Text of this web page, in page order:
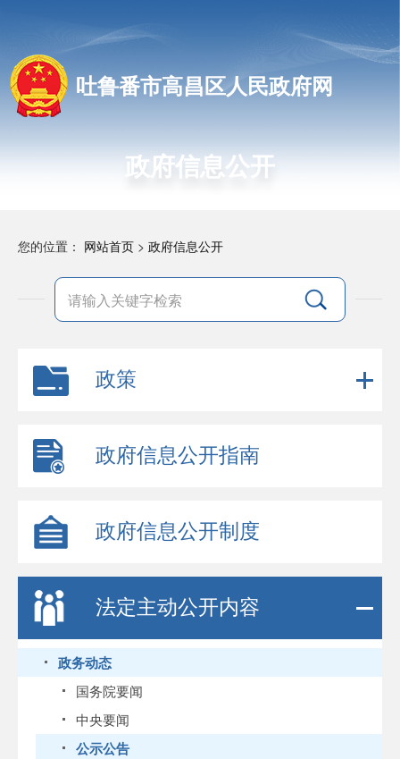
吐鲁番市高昌区人民政府网
政府信息公开
您的位置： 网站首页 > 政府信息公开
政策
政府信息公开指南
政府信息公开制度
法定主动公开内容
政务动态
国务院要闻
中央要闻
公示公告